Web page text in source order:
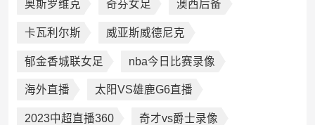
奥斯罗维克 奇芬女足 澳西后备
卡瓦利尔斯 威亚斯威德尼克
郁金香城联女足 nba今日比赛录像
海外直播 太阳VS雄鹿G6直播
2023中超直播360 奇才vs爵士录像